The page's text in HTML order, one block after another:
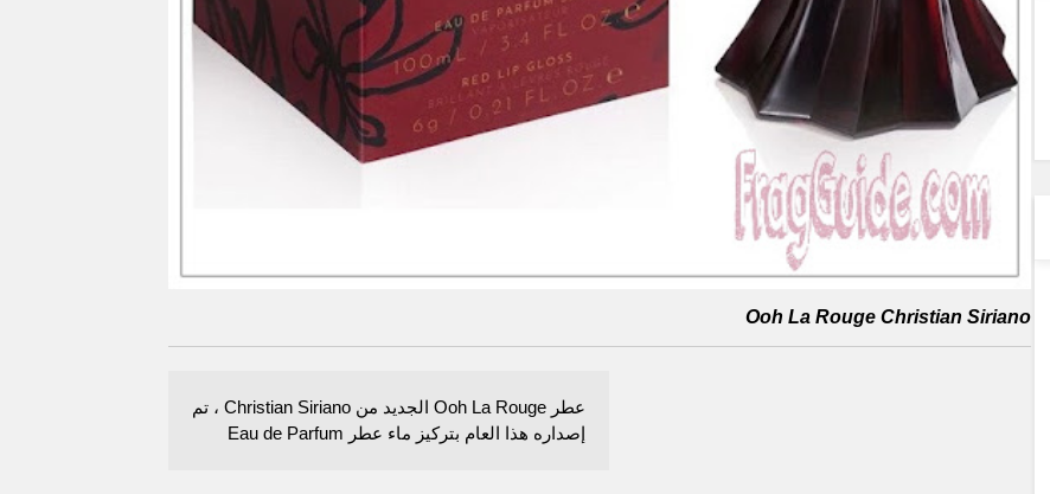
Ooh La Rouge Christian Siriano
عطر Ooh La Rouge الجديد من Christian Siriano ، تم
إصداره هذا العام بتركيز ماء عطر Eau de Parfum